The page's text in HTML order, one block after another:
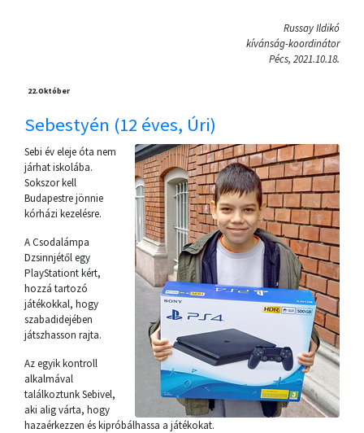
Russay Ildikó
kívánság-koordinátor
Pécs, 2021.10.18.
22.Október
Sebestyén (12 éves, Úri)
Sebi év eleje óta nem
járhat iskolába.
Sokszor kell
Budapestre jönnie
kórházi kezelésre.
A Csodalámpa
Dzsinnjétől egy
PlayStationt kért,
hozzá tartozó
játékokkal, hogy
szabadidejében
játszhasson rajta.
Az egyik kontroll
alkalmával
találkoztunk Sebivel,
aki alig várta, hogy
hazaérkezzen és kipróbálhassa a játékokat.